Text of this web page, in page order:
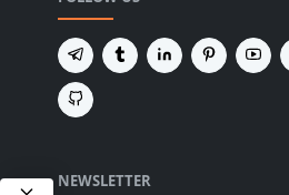
NEWSLETTER